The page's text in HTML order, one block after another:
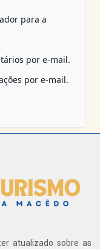
para a
por e-mail.
por e-mail.
atualizado sobre as